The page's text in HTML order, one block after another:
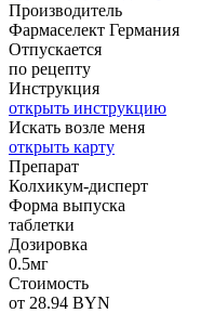
Производитель
Фармаселект Германия
Отпускается
по рецепту
Инструкция
открыть инструкцию
Искать возле меня
открыть карту
Препарат
Колхикум-дисперт
Форма выпуска
таблетки
Дозировка
0.5мг
Стоимость
от 28.94 BYN